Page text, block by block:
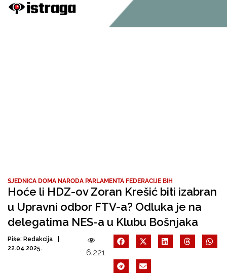
SJEDNICA DOMA NARODA PARLAMENTA FEDERACIJE BIH
Hoće li HDZ-ov Zoran Krešić biti izabran
u Upravni odbor FTV-a? Odluka je na
delegatima NES-a u Klubu Bošnjaka
Piše: Redakcija
22.04.2025.
6.221